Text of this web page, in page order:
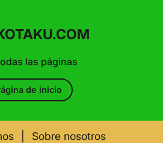
las páginas
de inicio
Sobre nosotros